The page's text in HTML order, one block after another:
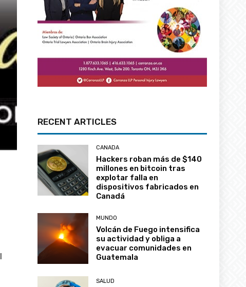
RECENT ARTICLES
CANADA
Hackers roban más de $140
millones en bitcoin tras
explotar falla en
dispositivos fabricados en
Canadá
MUNDO
Volcán de Fuego intensifica
su actividad y obliga a
evacuar comunidades en
Guatemala
SALUD